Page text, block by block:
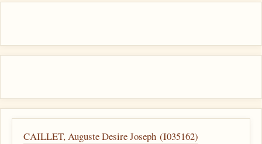
CAILLET, Auguste Desire Joseph (I035162)